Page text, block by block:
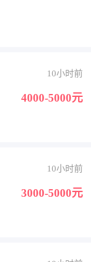
10小时前
4000-5000元
10小时前
3000-5000元